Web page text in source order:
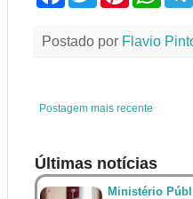
b
e
Postado por Flavio
Postagem mais recente
Últimas notícias
Ministério